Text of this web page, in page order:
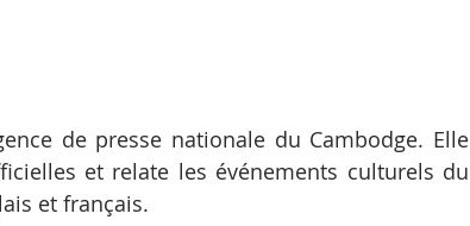
de presse nationale du Cambodge. Elle
et relate les événements culturels du
et français.